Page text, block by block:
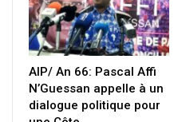
AIP/ An 66: Pascal Affi
N’Guessan appelle à un
dialogue politique pour